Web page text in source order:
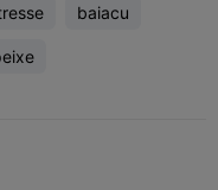
baiacu